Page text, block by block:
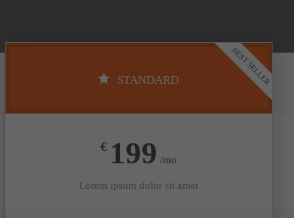
STANDARD
€ 199 /mo
Lorem ipsum dolor sit amet
BEST SELLER